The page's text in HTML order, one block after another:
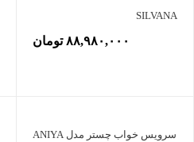
SILVANA
۸۸,۹۸۰,۰۰۰ تومان
سرویس خواب چستر مدل ANIYA